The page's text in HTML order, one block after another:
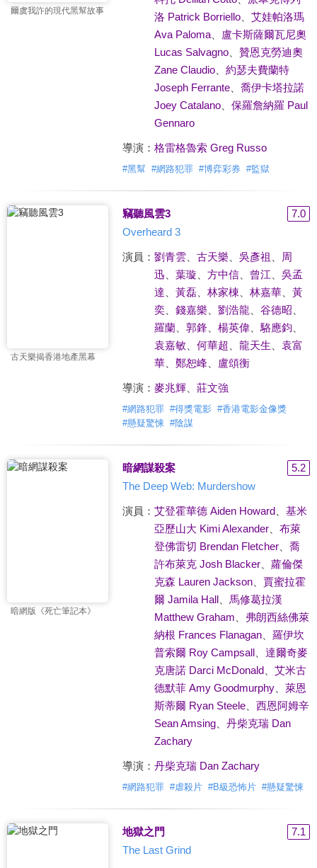
爾虞我詐的現代黑幫故事
洛 Patrick Borriello、 艾娃帕洛瑪
Ava Paloma、
盧卡斯薩爾瓦尼奧
Lucas Salvagno、 贊恩克勞迪奧
Zane Claudio、 約瑟夫費蘭特
Joseph Ferrante、 喬伊卡塔拉諾
Joey Catalano、 保羅詹納羅 Paul
Gennaro
導演： 格雷格魯索 Greg Russo
#黑幫 #網路犯罪 #博弈彩券 #監獄
古天樂揭香港地產黑幕
竊聽風雲3
7.0
Overheard 3
演員： 劉青雲、 古天樂 吳彥祖
周
迅
葉璇 方中信、 曾江
吳孟
達
黃磊、 林家棟 林嘉華、 黃
奕、 錢嘉樂 劉浩龍 谷德昭
羅蘭、 郭鋒 楊英偉、 駱應鈞
袁嘉敏、 何華超 龍天生
袁富
華、 鄭恕峰、 盧頌衡
導演： 麥兆輝、 莊文強
#網路犯罪 #得獎電影 #香港電影金像獎
#懸疑驚悚 #陰謀
暗網版《死亡筆記本》
暗網謀殺案
5.2
The Deep Web: Murdershow
演員： 艾登霍華德 Aiden Howard、 基米
亞歷山大 Kimi Alexander、 布萊
登佛雷切 Brendan Fletcher、 喬
許布萊克 Josh Blacker、 蘿倫傑
克森 Lauren Jackson、 賈蜜拉霍
爾 Jamila Hall、 馬修葛拉漢
Matthew Graham
弗朗西絲佛萊
納根 Frances Flanagan、 羅伊坎
普索爾 Roy Campsall、 達爾奇麥
克唐諾 Darci McDonald、 艾米古
德默菲 Amy Goodmurphy、 萊恩
斯蒂爾 Ryan Steele、 西恩阿姆辛
Sean Amsing、 丹柴克瑞 Dan
Zachary
導演： 丹柴克瑞 Dan Zachary
#網路犯罪 #虐殺片 #B級恐怖片 #懸疑驚悚
地獄之門
7.1
The Last Grind